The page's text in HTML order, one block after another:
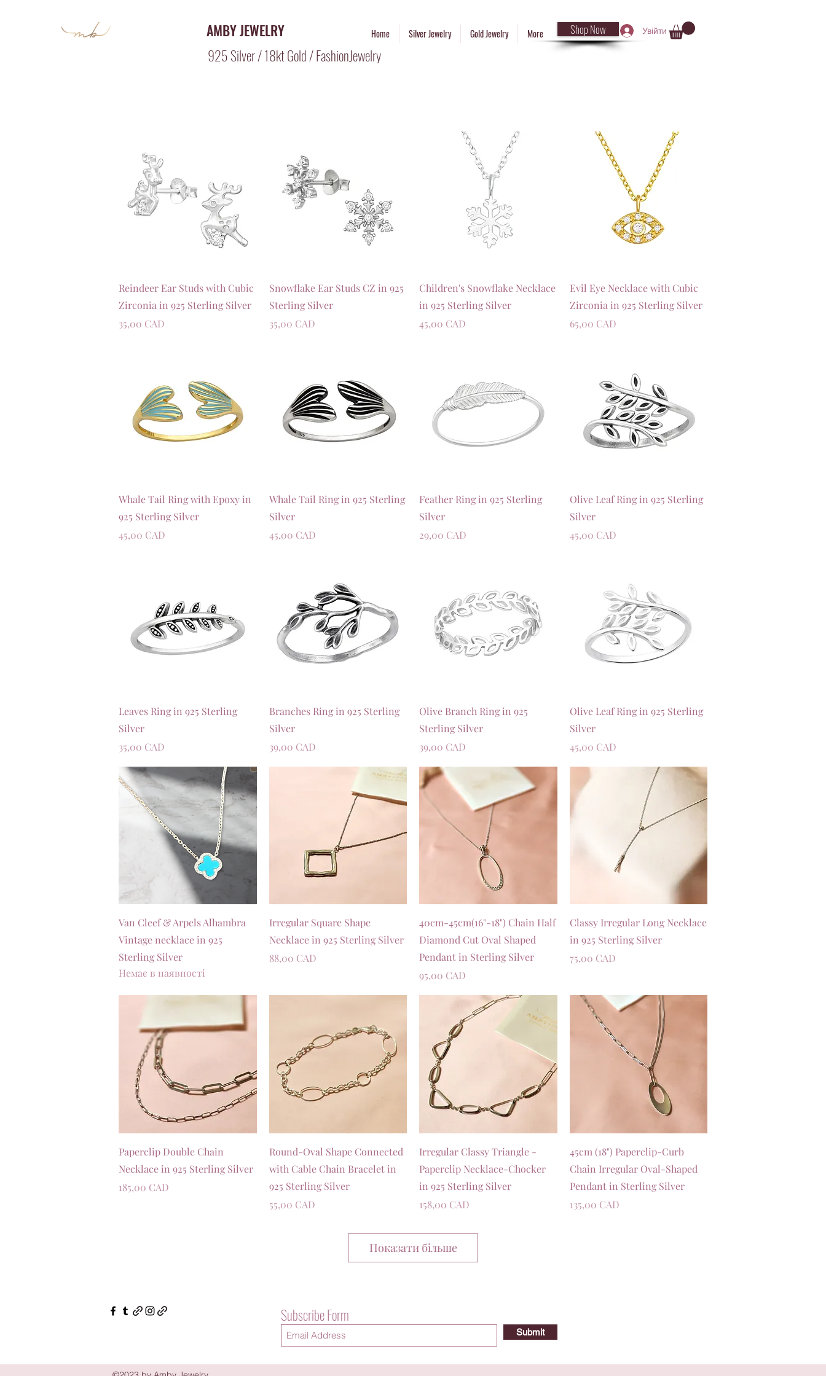
AMBY JEWELRY Home Silver Jewelry Gold Jewelry More Увійти
Shop Now
925 Silver / 18kt Gold / FashionJewelry
Швидкий перегляд
Reindeer Ear Studs with Cubic
Zirconia in 925 Sterling Silver
Ціна
35,00 CAD
Швидкий перегляд
Snowflake Ear Studs CZ in 925
Sterling Silver
Ціна
35,00 CAD
Швидкий перегляд
Children's Snowflake Necklace
in 925 Sterling Silver
Ціна
45,00 CAD
Швидкий перегляд
Evil Eye Necklace with Cubic
Zirconia in 925 Sterling Silver
Ціна
65,00 CAD
Швидкий перегляд
Whale Tail Ring with Epoxy in
925 Sterling Silver
Ціна
45,00 CAD
Швидкий перегляд
Whale Tail Ring in 925 Sterling
Silver
Ціна
45,00 CAD
Швидкий перегляд
Feather Ring in 925 Sterling
Silver
Ціна
29,00 CAD
Швидкий перегляд
Olive Leaf Ring in 925 Sterling
Silver
Ціна
45,00 CAD
Швидкий перегляд
Leaves Ring in 925 Sterling
Silver
Ціна
35,00 CAD
Швидкий перегляд
Branches Ring in 925 Sterling
Silver
Ціна
39,00 CAD
Швидкий перегляд
Olive Branch Ring in 925
Sterling Silver
Ціна
39,00 CAD
Швидкий перегляд
Olive Leaf Ring in 925 Sterling
Silver
Ціна
45,00 CAD
Швидкий перегляд
Van Cleef & Arpels Alhambra
Vintage necklace in 925
Sterling Silver
Немає в наявності
Швидкий перегляд
Irregular Square Shape
Necklace in 925 Sterling Silver
Ціна
88,00 CAD
Швидкий перегляд
40cm-45cm(16"-18") Chain Half
Diamond Cut Oval Shaped
Pendant in Sterling Silver
Ціна
95,00 CAD
Швидкий перегляд
Classy Irregular Long Necklace
in 925 Sterling Silver
Ціна
75,00 CAD
Швидкий перегляд
Paperclip Double Chain
Necklace in 925 Sterling Silver
Ціна
185,00 CAD
Швидкий перегляд
Round-Oval Shape Connected
with Cable Chain Bracelet in
925 Sterling Silver
Ціна
55,00 CAD
Швидкий перегляд
Irregular Classy Triangle -
Paperclip Necklace-Chocker
in 925 Sterling Silver
Ціна
158,00 CAD
Швидкий перегляд
45cm (18") Paperclip-Curb
Chain Irregular Oval-Shaped
Pendant in Sterling Silver
Ціна
135,00 CAD
Показати більше
Subscribe Form
Submit